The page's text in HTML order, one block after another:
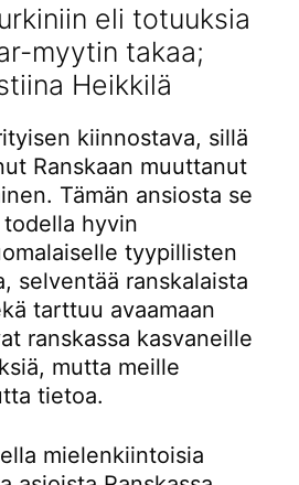
eli totuuksia
myytin takaa;
Heikkilä
kiinnostava, sillä
Ranskaan muuttanut
Tämän ansiosta se
todella hyvin
tyypillisten
selventää ranskalaista
tarttuu avaamaan
ranskassa kasvaneille
mutta meille
tietoa.
mielenkiintoisia